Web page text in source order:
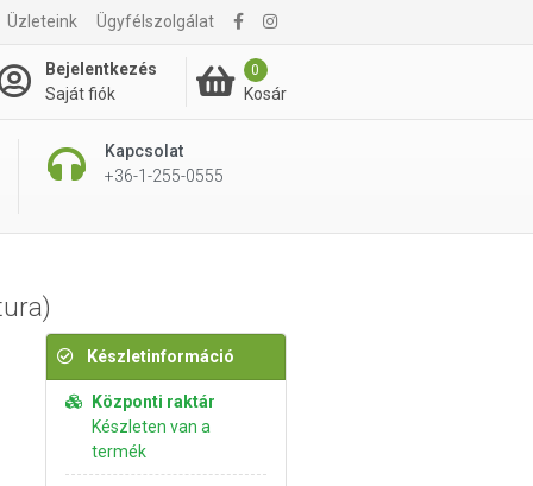
Üzleteink Ügyfélszolgálat
Bejelentkezés
Saját fiók
0
Kosár
Kapcsolat
+36-1-255-0555
485 Ft Kosárba rakom
Készletinformáció
Központi raktár
Készleten van a
termék